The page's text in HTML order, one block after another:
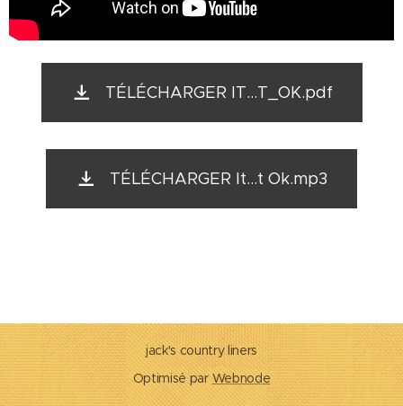
TÉLÉCHARGER IT...T_OK.pdf
TÉLÉCHARGER It...t Ok.mp3
jack's country liners
Optimisé parWebnode